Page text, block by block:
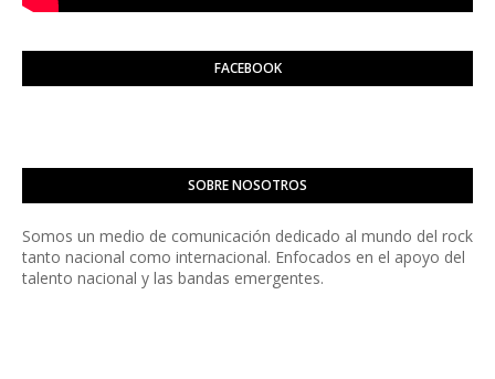
FACEBOOK
SOBRE NOSOTROS
Somos un medio de comunicación dedicado al mundo del rock
tanto nacional como internacional. Enfocados en el apoyo del
talento nacional y las bandas emergentes.